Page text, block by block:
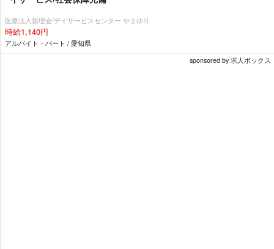
医療法人親理会/デイサービスセンター やまゆり
時給1,140円
アルバイト・パート / 愛知県
sponsored by 求人ボックス